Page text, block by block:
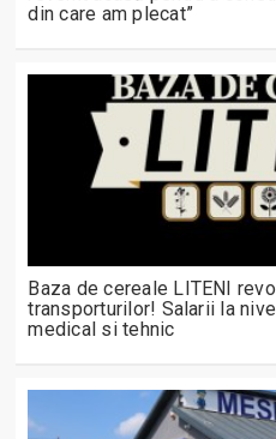
din care am plecat”
Baza de cereale LITENI
transporturilor! Salarii la
medical si tehnic